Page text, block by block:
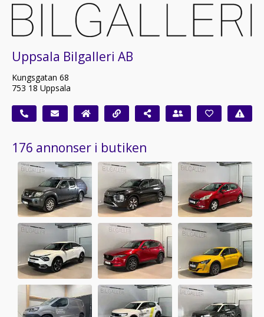
Uppsala Bilgalleri AB
Kungsgatan 68
753 18 Uppsala
176 annonser i butiken